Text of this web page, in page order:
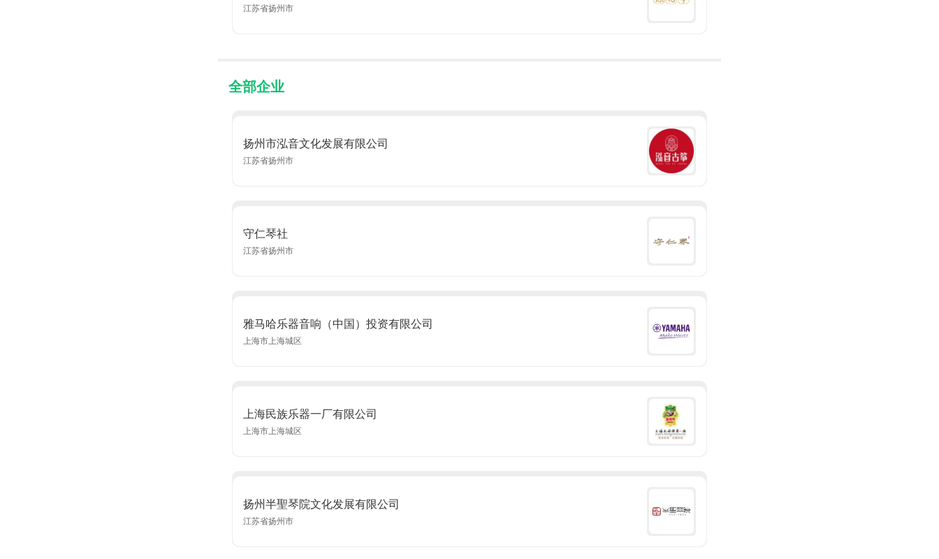
江苏省扬州市
全部企业
扬州市泓音文化发展有限公司
江苏省扬州市
守仁琴社
江苏省扬州市
雅马哈乐器音响（中国）投资有限公司
上海市上海城区
上海民族乐器一厂有限公司
上海市上海城区
扬州半聖琴院文化发展有限公司
江苏省扬州市